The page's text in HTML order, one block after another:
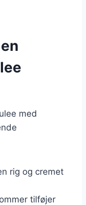
med
rig og cremet
tilføjer